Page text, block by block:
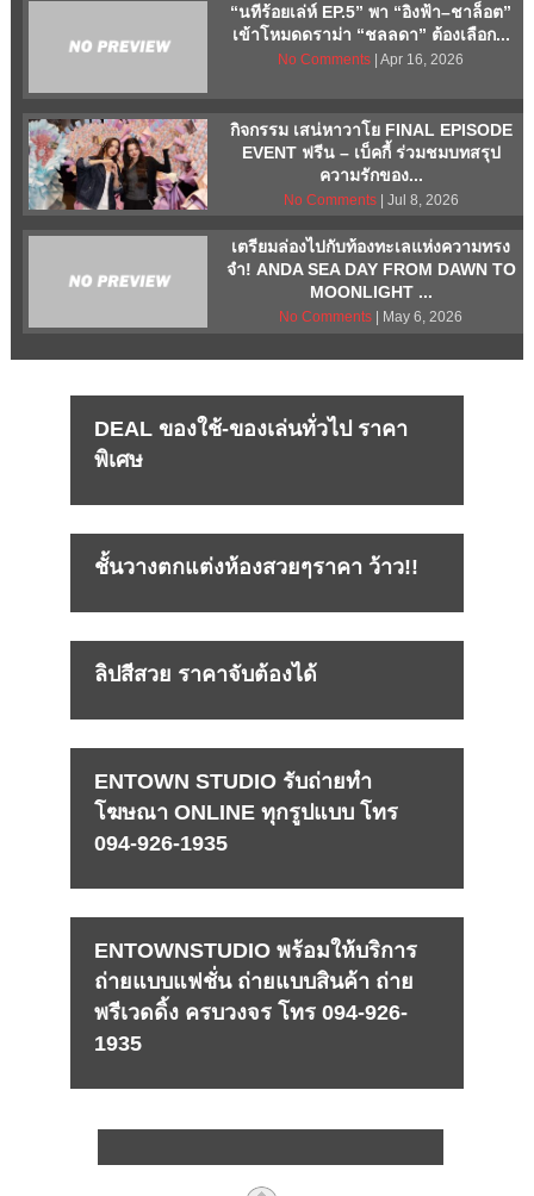
“นทีร้อยเล่ห์ EP.5” พา “อิงฟ้า–ชาล็อต”
เข้าโหมดดราม่า “ชลลดา” ต้องเลือก...
No Comments | Apr 16, 2026
กิจกรรม เสน่หาวาโย FINAL EPISODE
EVENT ฟรีน – เบ็คกี้ ร่วมชมบทสรุป
ความรักของ...
No Comments| Jul 8, 2026
เตรียมล่องไปกับท้องทะเลแห่งความทรง
จำ! ANDA SEA DAY FROM DAWN TO
MOONLIGHT ...
No Comments | May 6, 2026
DEAL ของใช้-ของเล่นทั่วไป ราคา
พิเศษ
ชั้นวางตกแต่งห้องสวยๆราคา ว้าว!!
ลิปสีสวย ราคาจับต้องได้
ENTOWN STUDIO รับถ่ายทำ
โฆษณา ONLINE ทุกรูปแบบ โทร
094-926-1935
ENTOWNSTUDIO พร้อมให้บริการ
ถ่ายแบบแฟชั่น ถ่ายแบบสินค้า ถ่าย
พรีเวดดิ้ง ครบวงจร โทร 094-926-
1935